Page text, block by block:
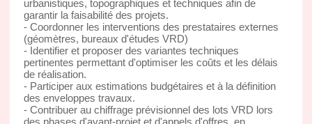
urbanistiques, topographiques et techniques afin de
garantir la faisabilité des projets.
- Coordonner les interventions des prestataires externes
(géomètres, bureaux d'études VRD)
- Identifier et proposer des variantes techniques
pertinentes permettant d'optimiser les coûts et les délais
de réalisation.
- Participer aux estimations budgétaires et à la définition
des enveloppes travaux.
- Contribuer au chiffrage prévisionnel des lots VRD lors
des phases d'avant-projet et d'appels d'offres, en